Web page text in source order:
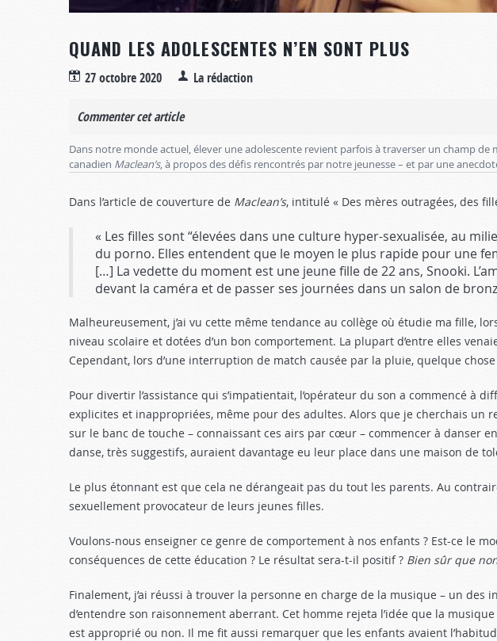
QUAND LES ADOLESCENTES N’EN SONT PLUS
27 octobre 2020 La rédaction
Commenter cet article
Dans notre monde actuel, élever une adolescente revient parfois à traverser un champ
canadien Maclean’s, à propos des défis rencontrés par notre jeunesse – et par une
Dans l’article de couverture de Maclean’s, intitulé « Des mères outragées, des
« Les filles sont “élevées dans une culture hyper-sexualisée, au
du porno. Elles entendent que le moyen le plus rapide pour une
[…] La vedette du moment est une jeune fille de 22 ans, Snooki.
devant la caméra et de passer ses journées dans un salon de
Malheureusement, j’ai vu cette même tendance au collège où étudie ma fille,
niveau scolaire et dotées d’un bon comportement. La plupart d’entre elles
Cependant, lors d’une interruption de match causée par la pluie, quelque
Pour divertir l’assistance qui s’impatientait, l’opérateur du son a commencé
explicites et inappropriées, même pour des adultes. Alors que je cherchais un
sur le banc de touche – connaissant ces airs par cœur – commencer à danser
danse, très suggestifs, auraient davantage eu leur place dans une maison de
Le plus étonnant est que cela ne dérangeait pas du tout les parents. Au
sexuellement provocateur de leurs jeunes filles.
Voulons-nous enseigner ce genre de comportement à nos enfants ? Est-ce le
conséquences de cette éducation ? Le résultat sera-t-il positif ? Bien sûr que
Finalement, j’ai réussi à trouver la personne en charge de la musique – un
d’entendre son raisonnement aberrant. Cet homme rejeta l’idée que la
est approprié ou non. Il me fit aussi remarquer que les enfants avaient